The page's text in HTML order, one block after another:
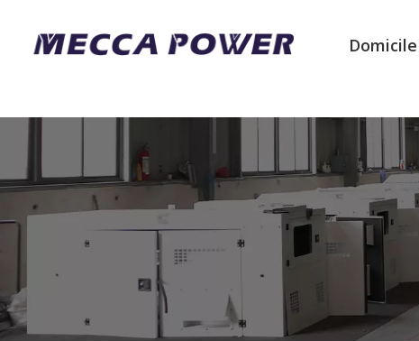
Domicile